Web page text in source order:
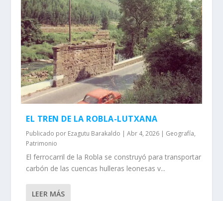
EL TREN DE LA ROBLA-LUTXANA
Publicado por Ezagutu Barakaldo |Abr 4, 2026 | Geografí­a,
Patrimonio
El ferrocarril de la Robla se construyó para transportar
carbón de las cuencas hulleras leonesas v...
LEER MÁS